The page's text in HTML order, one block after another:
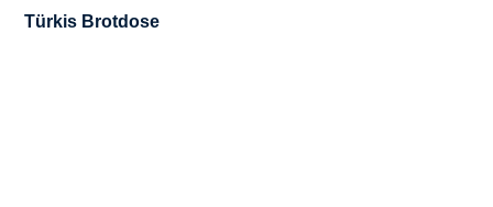
Türkis Brotdose